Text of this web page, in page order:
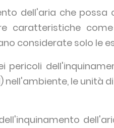
dell'aria che possa
caratteristiche
considerate solo le
pericoli
nell'ambiente, le unità